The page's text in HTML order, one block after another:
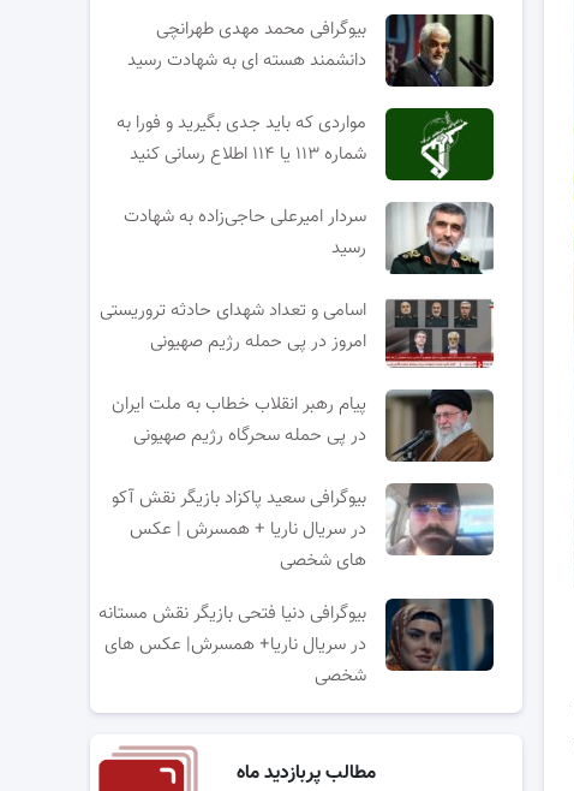
بیوگرافی محمد مهدی طهرانچی
دانشمند هسته ای به شهادت رسید
مواردی که باید جدی بگیرید و فورا به
شماره ۱۱۳ یا ۱۱۴ اطلاع رسانی کنید
سردار امیرعلی حاجی‌زاده به شهادت
رسید
اسامی و تعداد شهدای حادثه تروریستی
امروز در پی حمله رژیم صهیونی
پیام رهبر انقلاب خطاب به ملت ایران
در پی حمله سحرگاه رژیم صهیونی
بیوگرافی سعید پاکزاد بازیگر نقش آکو
در سریال ناریا + همسرش | عکس
های شخصی
بیوگرافی دنیا فتحی بازیگر نقش مستانه
در سریال ناریا+ همسرش| عکس های
شخصی
مطالب پربازدید ماه